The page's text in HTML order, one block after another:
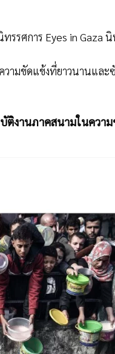
รศการ Eyes in Gaza
วามขัดแข้งที่ยาวนานแล
ติงานภาคสนามในควา